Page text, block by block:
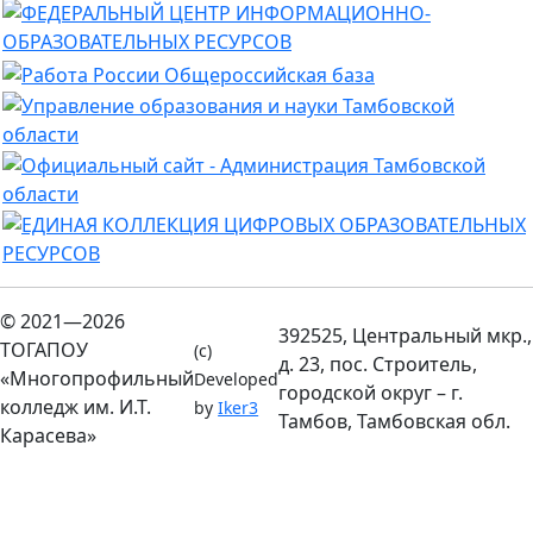
© 2021—2026
ТОГАПОУ
«Многопрофильный
колледж им. И.Т.
Карасева»
(c)
Developed
byIker3
392525, Центральный мкр.,
д. 23, пос. Строитель,
городской округ – г.
Тамбов, Тамбовская обл.